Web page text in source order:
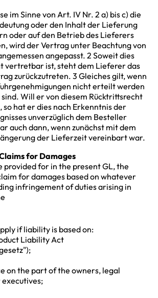
im Sinne von Art. IV Nr. 2 a) bis c) die
oder den Inhalt der Lieferung
oder auf den Betrieb des Lieferers
wird der Vertrag unter Beachtung von
angepasst. 2 Soweit dies
vertretbar ist, steht dem Lieferer das
zurückzutreten. 3 Gleiches gilt, wenn
nicht erteilt werden
Will er von diesem Rücktrittsrecht
so hat er dies nach Erkenntnis der
unverzüglich dem Besteller
auch dann, wenn zunächst mit dem
der Lieferzeit vereinbart war.
for Damages
provided for in the present GL, the
for damages based on whatever
infringement of duties arising in
if liability is based on:
Liability Act
on the part of the owners, legal